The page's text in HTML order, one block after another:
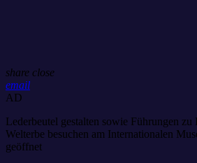
share close
email
AD
Lederbeutel gestalten sowie Führungen zu
Welterbe besuchen am Internationalen
geöffnet